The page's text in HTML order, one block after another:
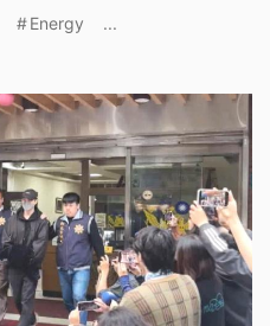
計共有19人閃做兵。（新
Energy ...